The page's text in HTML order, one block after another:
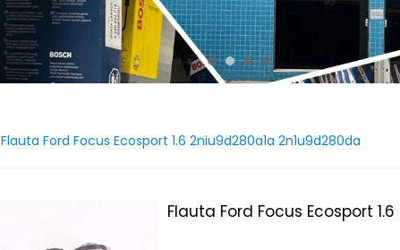
Flauta Ford Focus Ecosport 1.6 2niu9d280a1a 2n1u9d280da
Flauta Ford Focus Ecosport